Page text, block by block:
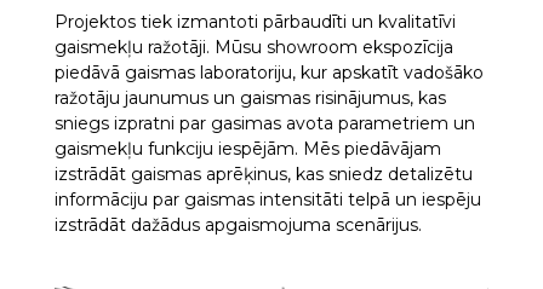
Projektos tiek izmantoti pārbaudīti un kvalitatīvi
gaismekļu ražotāji. Mūsu showroom ekspozīcija
piedāvā gaismas laboratoriju, kur apskatīt vadošāko
ražotāju jaunumus un gaismas risinājumus, kas
sniegs izpratni par gasimas avota parametriem un
gaismekļu funkciju iespējām. Mēs piedāvājam
izstrādāt gaismas aprēķinus, kas sniedz detalizētu
informāciju par gaismas intensitāti telpā un iespēju
izstrādāt dažādus apgaismojuma scenārijus.